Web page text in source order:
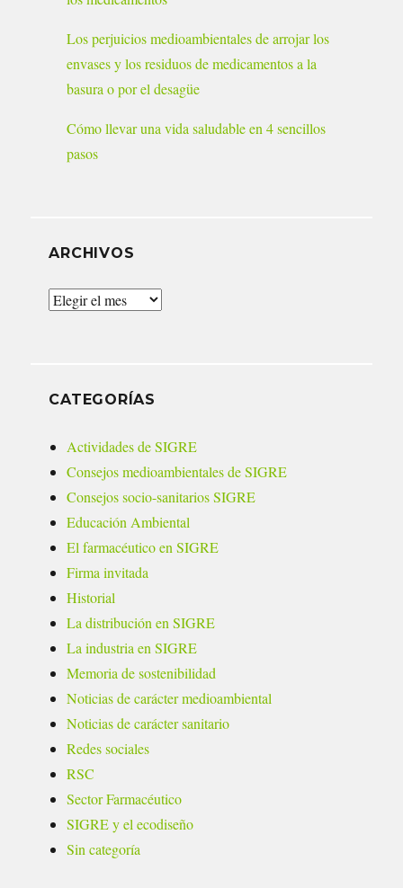
Los perjuicios medioambientales de arrojar los
envases y los residuos de medicamentos a la
basura o por el desagüe
Cómo llevar una vida saludable en 4 sencillos
pasos
ARCHIVOS
Archivos
CATEGORÍAS
Actividades de SIGRE
Consejos medioambientales de SIGRE
Consejos socio-sanitarios SIGRE
Educación Ambiental
El farmacéutico en SIGRE
Firma invitada
Historial
La distribución en SIGRE
La industria en SIGRE
Memoria de sostenibilidad
Noticias de carácter medioambiental
Noticias de carácter sanitario
Redes sociales
RSC
Sector Farmacéutico
SIGRE y el ecodiseño
Sin categoría